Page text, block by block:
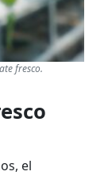
fresco.
el